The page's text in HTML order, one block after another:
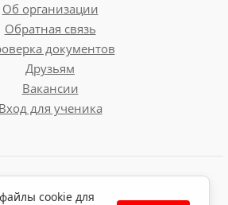
Об организации
Обратная связь
документов
Друзьям
Вакансии
Вход для ученика
персональных данных
cookie для